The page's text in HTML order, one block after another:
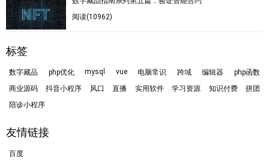
阅读(10962)
标签
数字藏品 php优化 mysql vue 电脑常识 跨域 编辑器
php函数
商业源码
抖音小程序 风口 直播 实用软件 学习资源 知识付费
拼团
陪诊小程序
友情链接
百度